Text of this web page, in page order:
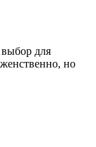
для
но